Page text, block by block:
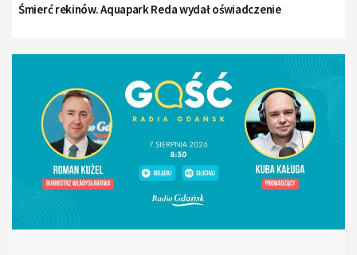
Śmierć rekinów. Aquapark Reda wydał oświadczenie